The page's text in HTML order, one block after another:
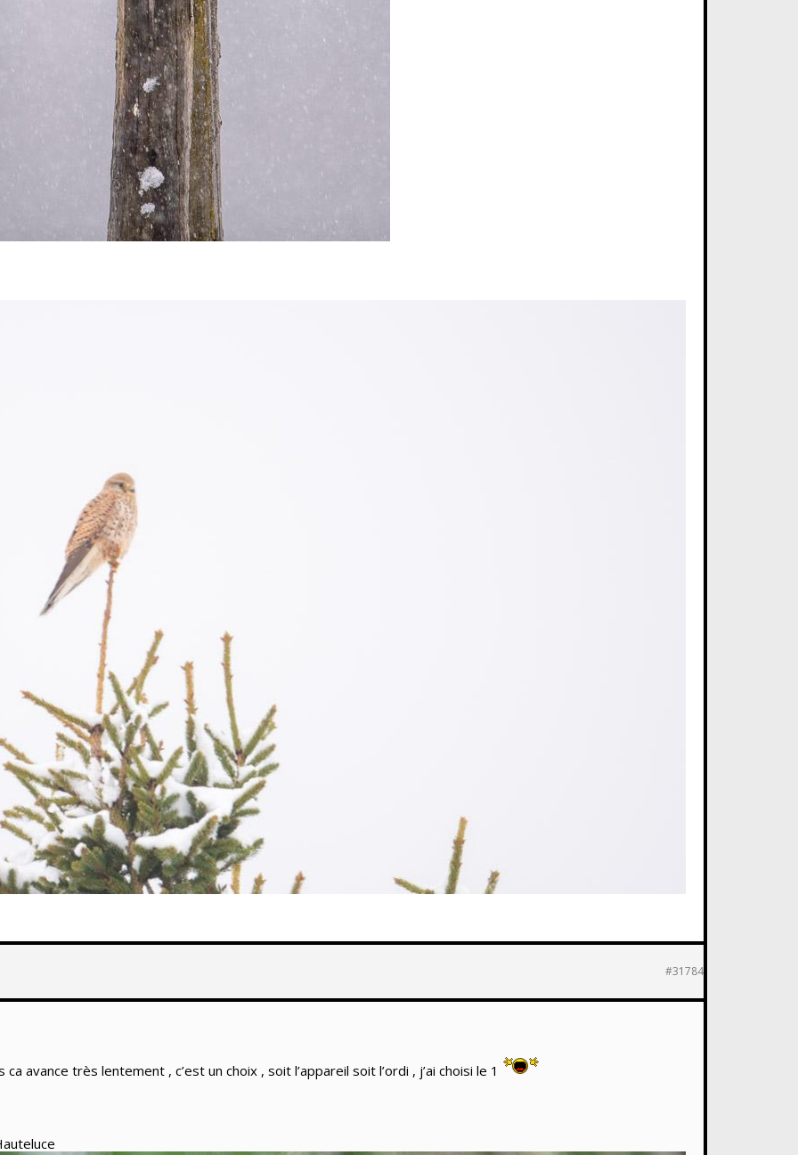
#31784
avance très lentement , c’est un choix , soit l’appareil soit l’ordi , j’ai choisi le 1